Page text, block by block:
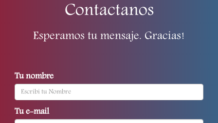
Contactanos
Esperamos tu mensaje. Gracias!
Tu nombre
Tu e-mail